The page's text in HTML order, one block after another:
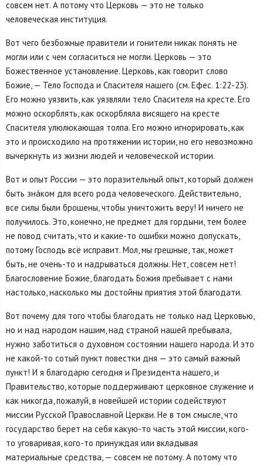
совсем нет. А потому что Церковь — это не только
человеческая институция.
Вот чего безбожные правители и гонители никак понять не
могли или с чем согласиться не могли. Церковь — это
Божественное установление. Церковь, как говорит слово
Божие, — Тело Господа и Спасителя нашего (см. Ефес. 1:22-23).
Его можно уязвить, как уязвляли тело Спасителя на кресте. Его
можно оскорблять, как оскорбляла висящего на кресте
Спасителя улюлюкающая толпа. Его можно игнорировать, как
это и происходило на протяжении истории, но его невозможно
вычеркнуть из жизни людей и человеческой истории.
Вот и опыт России — это поразительный опыт, который должен
быть знáком для всего рода человеческого. Действительно,
все силы были брошены, чтобы уничтожить веру! И ничего не
получилось. Это, конечно, не предмет для гордыни, тем более
не повод считать, что и какие-то ошибки можно допускать,
потому Господь всё исправит. Мол, мы грешные, так, может
быть, не очень-то и надрываться должны. Нет, совсем нет!
Благословение Божие, благодать Божия пребывает с нами
настолько, насколько мы достойны приятия этой благодати.
Вот почему для того чтобы благодать не только над Церковью,
но и над народом нашим, над страной нашей пребывала,
нужно заботиться о духовном состоянии нашего народа. И это
не какой-то сотый пункт повестки дня — это самый важный
пункт! И я благодарю сегодня и Президента нашего, и
Правительство, которые поддерживают церковное служение и
как никогда, пожалуй, в новейшей истории содействуют
миссии Русской Православной Церкви. Не в том смысле, что
государство берет на себя какую-то часть этой миссии, кого-
то уговаривая, кого-то принуждая или вкладывая
материальные средства, — совсем не потому. А потому что